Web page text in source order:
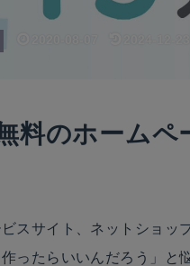
料のホーム
スサイト、ネットショッ
作ったらいいんだろう」と